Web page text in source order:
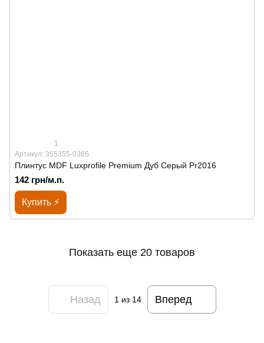
1
Артикул: 355355-0365
Плинтус MDF Luxprofile Premium Дуб Серый Pr2016
142 грн/м.п.
Купить ⚡
Показать еще 20 товаров
Назад 1 из 14 Вперед